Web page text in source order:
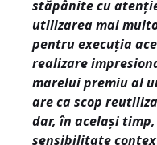
stăpânite cu
utilizarea mai
pentru execuția
realizare
marelui premiu al
are ca scop
dar, în același
sensibilitate